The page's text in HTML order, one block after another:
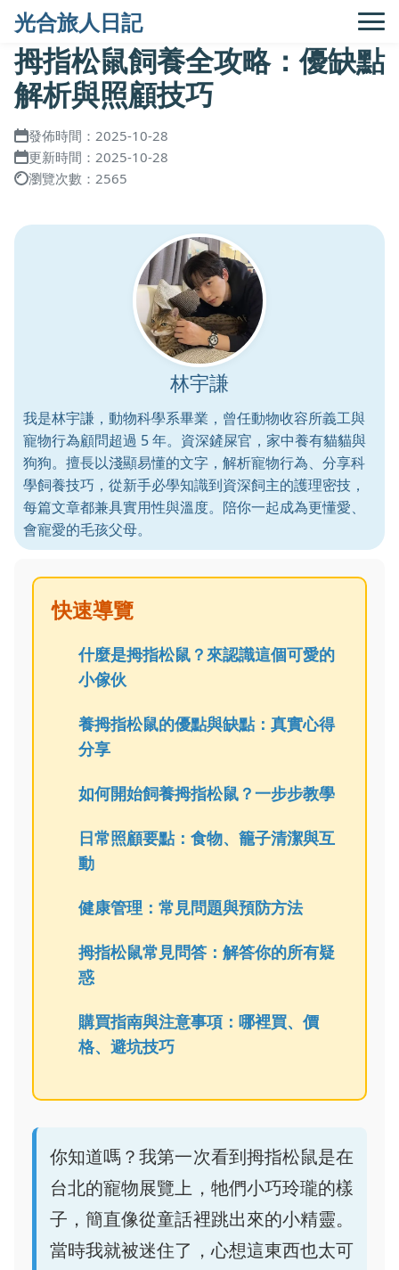
光合旅人日記
拇指松鼠飼養全攻略：優缺點
解析與照顧技巧
發佈時間：2025-10-28
更新時間：2025-10-28
瀏覽次數：2565
林宇謙
我是林宇謙，動物科學系畢業，曾任動物收容所義工與
寵物行為顧問超過 5 年。資深鏟屎官，家中養有貓貓與
狗狗。擅長以淺顯易懂的文字，解析寵物行為、分享科
學飼養技巧，從新手必學知識到資深飼主的護理密技，
每篇文章都兼具實用性與溫度。陪你一起成為更懂愛、
會寵愛的毛孩父母。
快速導覽
什麼是拇指松鼠？來認識這個可愛的
小傢伙
養拇指松鼠的優點與缺點：真實心得
分享
如何開始飼養拇指松鼠？一步步教學
日常照顧要點：食物、籠子清潔與互
動
健康管理：常見問題與預防方法
拇指松鼠常見問答：解答你的所有疑
惑
購買指南與注意事項：哪裡買、價
格、避坑技巧
你知道嗎？我第一次看到拇指松鼠是在
台北的寵物展覽上，牠們小巧玲瓏的樣
子，簡直像從童話裡跳出來的小精靈。
當時我就被迷住了，心想這東西也太可